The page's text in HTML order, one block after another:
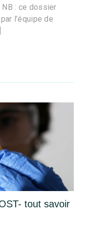
: ce dossier
l’équipe de
tout savoir